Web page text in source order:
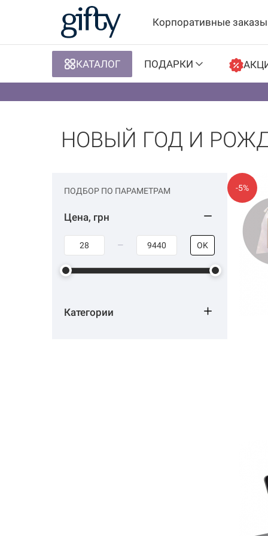
Корпоративные заказы
КАТАЛОГ ПОДАРКИ
НОВЫЙ ГОД И
ПОДБОР ПО ПАРАМЕТРАМ
Цена, грн
OK
Категории
-5%